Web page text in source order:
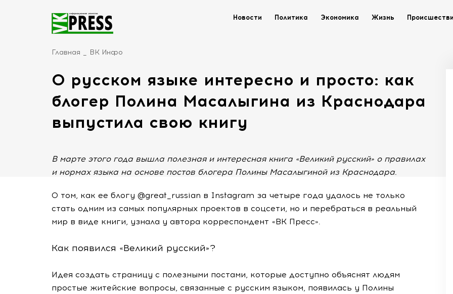
Новости Политика Экономика Жизнь
Главная ВК Инфо
О русском языке интересно и просто: как
блогер Полина Масалыгина из Краснодара
выпустила свою книгу
В марте этого года вышла полезная и интересная книга «Великий русский» о правилах
и нормах языка на основе постов блогера Полины Масалыгиной из Краснодара.
О том, как ее блогу @great_russian в Instagram за четыре года удалось не только
стать одним из самых популярных проектов в соцсети, но и перебраться в реальный
мир в виде книги, узнала у автора корреспондент «ВК Пресс».
Как появился «Великий русский»?
Идея создать страницу с полезными постами, которые доступно объяснят людям
простые житейские вопросы, связанные с русским языком, появилась у Полины